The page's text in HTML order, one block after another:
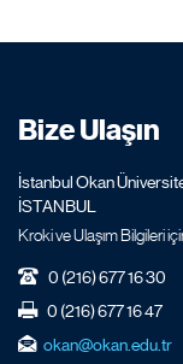
Bize Ulaşın
İstanbul Okan
İSTANBUL
Kroki ve Ulaşım Bilgileri için
0 (216) 677 16 30
0 (216) 677 16 47
okan@okan.edu.tr